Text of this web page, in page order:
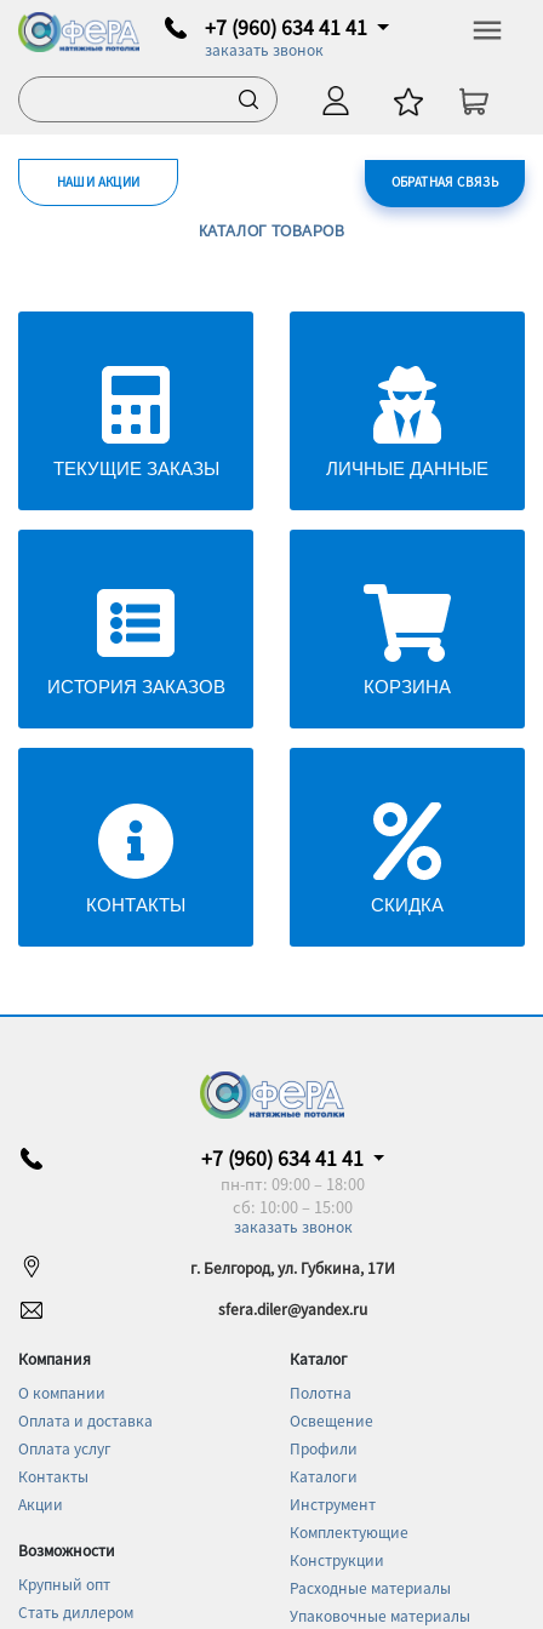
+7 (960) 634 41 41
заказать звонок
ОБРАТНАЯ СВЯЗЬ
НАШИ АКЦИИ
КАТАЛОГ ТОВАРОВ
ТЕКУЩИЕ ЗАКАЗЫ ЛИЧНЫЕ ДАННЫЕ
ИСТОРИЯ ЗАКАЗОВ КОРЗИНА
КОНТАКТЫ СКИДКА
+7 (960) 634 41 41
пн-пт: 09:00 – 18:00
сб: 10:00 – 15:00
заказать звонок
г. Белгород, ул. Губкина, 17И
sfera.diler@yandex.ru
Компания
О компании
Оплата и доставка
Оплата услуг
Контакты
Акции
Возможности
Крупный опт
Стать диллером
Каталог
Полотна
Освещение
Профили
Каталоги
Инструмент
Комплектующие
Конструкции
Расходные материалы
Упаковочные материалы